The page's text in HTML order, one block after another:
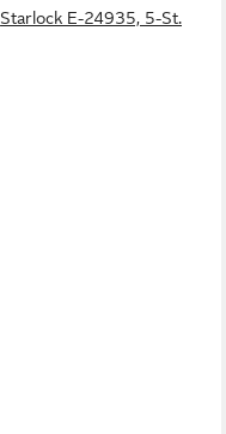
Starlock E-24935, 5-St.